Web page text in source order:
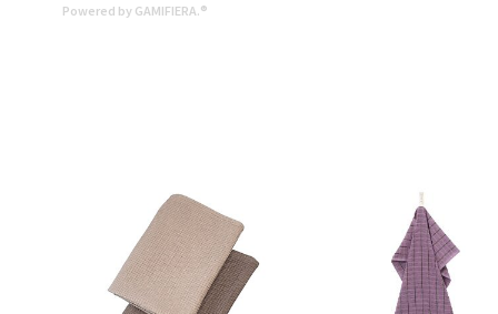
Powered by GAMIFIERA.®
Åpent i